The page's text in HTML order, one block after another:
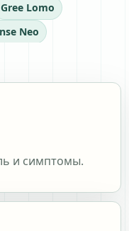
Gree Lomo
Neo
Blanc
и симптомы.